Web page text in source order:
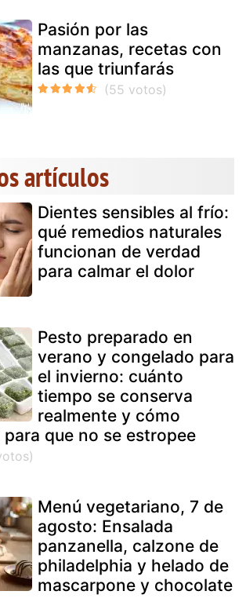
Pasión por las
manzanas, recetas con
las que triunfarás
artículos
Dientes sensibles al frío:
qué remedios naturales
funcionan de verdad
para calmar el dolor
Pesto preparado en
verano y congelado para
el invierno: cuánto
tiempo se conserva
realmente y cómo
que no se estropee
Menú vegetariano, 7 de
agosto: Ensalada
panzanella, calzone de
philadelphia y helado de
mascarpone y chocolate